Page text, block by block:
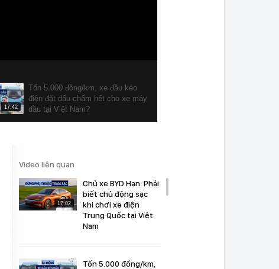
17:42
Tốn 5.000 đồng/km, xe đầu kéo
điện đặt dấu chấm hết cho xe máy
dầu tại Việt Nam?
Video liên quan
17:02
Chủ xe BYD Han: Phải
biết chủ động sạc
khi chơi xe điện
Trung Quốc tại Việt
Nam
Tốn 5.000 đồng/km,